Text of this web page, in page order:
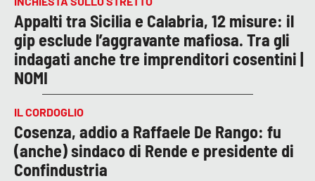
Appalti tra Sicilia e Calabria, 12 misure: il
gip esclude l’aggravante mafiosa. Tra gli
indagati anche tre imprenditori cosentini |
NOMI
IL CORDOGLIO
Cosenza, addio a Raffaele De Rango: fu
(anche) sindaco di Rende e presidente di
Confindustria